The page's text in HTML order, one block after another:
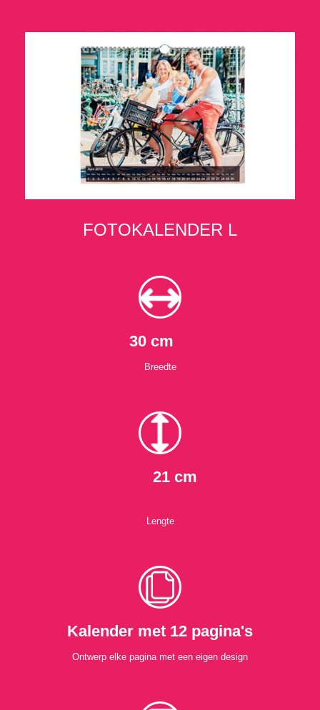
FOTOKALENDER L
30 cm
Breedte
21 cm
Lengte
Kalender met 12 pagina's
Ontwerp elke pagina met een eigen design